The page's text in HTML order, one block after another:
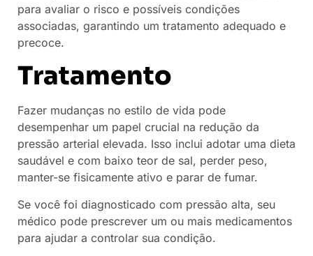
para avaliar o risco e possíveis condições
associadas, garantindo um tratamento adequado e
precoce.
Tratamento
Fazer mudanças no estilo de vida pode
desempenhar um papel crucial na redução da
pressão arterial elevada. Isso inclui adotar uma dieta
saudável e com baixo teor de sal, perder peso,
manter-se fisicamente ativo e parar de fumar.
Se você foi diagnosticado com pressão alta, seu
médico pode prescrever um ou mais medicamentos
para ajudar a controlar sua condição.